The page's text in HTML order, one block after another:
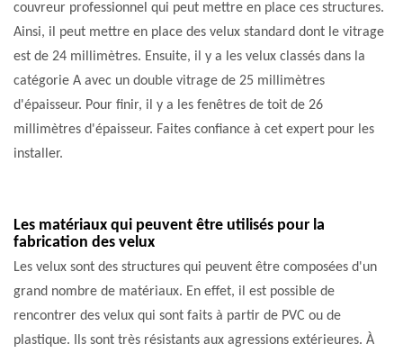
couvreur professionnel qui peut mettre en place ces structures.
Ainsi, il peut mettre en place des velux standard dont le vitrage
est de 24 millimètres. Ensuite, il y a les velux classés dans la
catégorie A avec un double vitrage de 25 millimètres
d'épaisseur. Pour finir, il y a les fenêtres de toit de 26
millimètres d'épaisseur. Faites confiance à cet expert pour les
installer.
Les matériaux qui peuvent être utilisés pour la
fabrication des velux
Les velux sont des structures qui peuvent être composées d'un
grand nombre de matériaux. En effet, il est possible de
rencontrer des velux qui sont faits à partir de PVC ou de
plastique. Ils sont très résistants aux agressions extérieures. À